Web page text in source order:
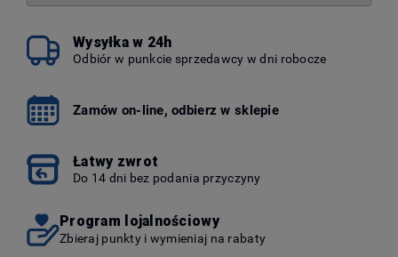
Wysyłka w 24h
Odbiór w punkcie sprzedawcy w dni robocze
Zamów on-line, odbierz w sklepie
Łatwy zwrot
Do 14 dni bez podania przyczyny
Program lojalnościowy
Zbieraj punkty i wymieniaj na rabaty